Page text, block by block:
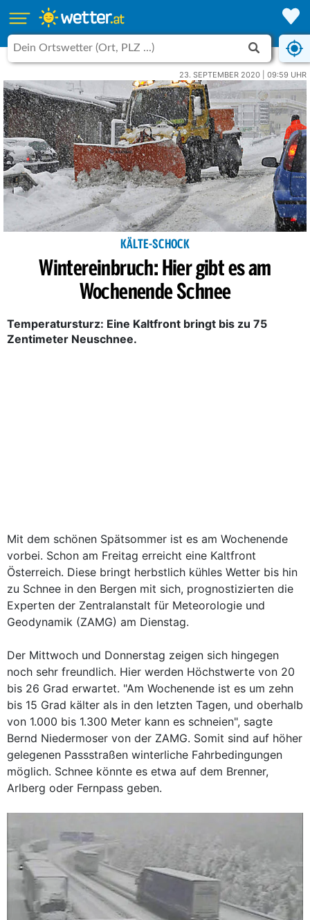
23. SEPTEMBER 2020 | 09:59 UHR
KÄLTE-SCHOCK
Wintereinbruch: Hier gibt es am
Wochenende Schnee
Temperatursturz: Eine Kaltfront bringt bis zu 75
Zentimeter Neuschnee.
Mit dem schönen Spätsommer ist es am Wochenende
vorbei. Schon am Freitag erreicht eine Kaltfront
Österreich. Diese bringt herbstlich kühles Wetter bis hin
zu Schnee in den Bergen mit sich, prognostizierten die
Experten der Zentralanstalt für Meteorologie und
Geodynamik (ZAMG) am Dienstag.
Der Mittwoch und Donnerstag zeigen sich hingegen
noch sehr freundlich. Hier werden Höchstwerte von 20
bis 26 Grad erwartet. "Am Wochenende ist es um zehn
bis 15 Grad kälter als in den letzten Tagen, und oberhalb
von 1.000 bis 1.300 Meter kann es schneien", sagte
Bernd Niedermoser von der ZAMG. Somit sind auf höher
gelegenen Passstraßen winterliche Fahrbedingungen
möglich. Schnee könnte es etwa auf dem Brenner,
Arlberg oder Fernpass geben.